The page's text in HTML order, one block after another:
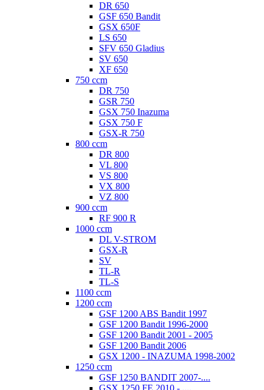
DR 650
GSF 650 Bandit
GSX 650F
LS 650
SFV 650 Gladius
SV 650
XF 650
750 ccm
DR 750
GSR 750
GSX 750 Inazuma
GSX 750 F
GSX-R 750
800 ccm
DR 800
VL 800
VS 800
VX 800
VZ 800
900 ccm
RF 900 R
1000 ccm
DL V-STROM
GSX-R
SV
TL-R
TL-S
1100 ccm
1200 ccm
GSF 1200 ABS Bandit 1997
GSF 1200 Bandit 1996-2000
GSF 1200 Bandit 2001 - 2005
GSF 1200 Bandit 2006
GSX 1200 - INAZUMA 1998-2002
1250 ccm
GSF 1250 BANDIT 2007-....
GSX 1250 FE 2010 - ....